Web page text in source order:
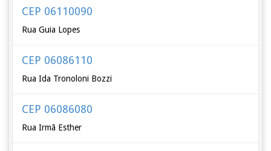
CEP 06110090
Rua Guia Lopes
CEP 06086110
Rua Ida Tronoloni Bozzi
CEP 06086080
Rua Irmã Esther